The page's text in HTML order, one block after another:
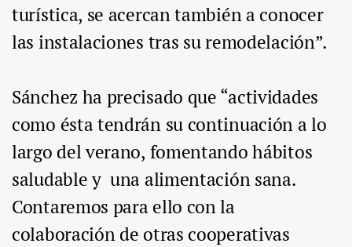
turística, se acercan también a conocer
las instalaciones tras su remodelación”.
Sánchez ha precisado que “actividades
como ésta tendrán su continuación a lo
largo del verano, fomentando hábitos
saludable y una alimentación sana.
Contaremos para ello con la
colaboración de otras cooperativas